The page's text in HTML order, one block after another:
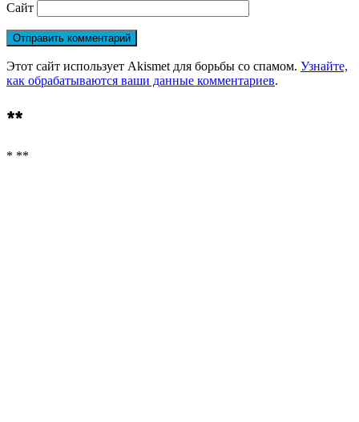
Сайт
Этот сайт использует Akismet для борьбы со спамом. Узнайте,
как обрабатываются ваши данные комментариев.
**
* **